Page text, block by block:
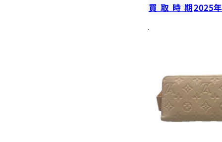
買取時期2025